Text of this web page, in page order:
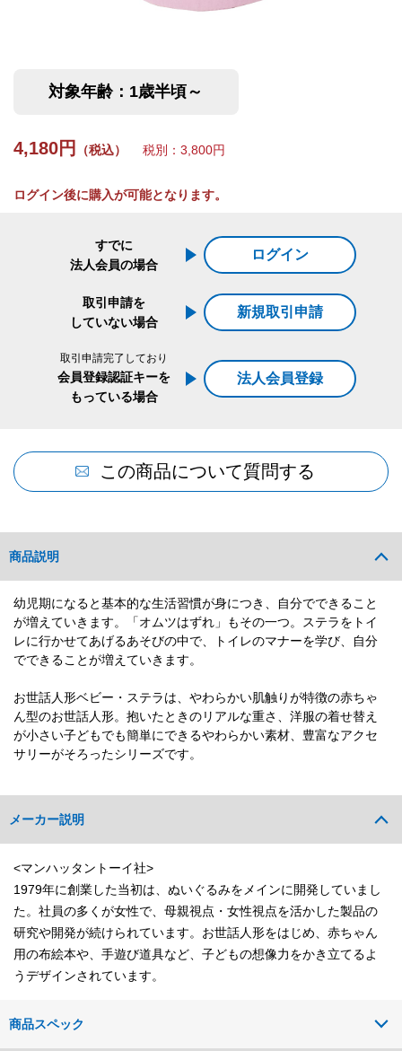
対象年齢：1歳半頃～
4,180円 （税込） 税別：3,800円
ログイン後に購入が可能となります。
すでに
法人会員の場合
ログイン
取引申請を
していない場合
新規取引申請
取引申請完了しており
会員登録認証キーを
もっている場合
法人会員登録
この商品について質問する
商品説明
幼児期になると基本的な生活習慣が身につき、自分でできること
が増えていきます。「オムツはずれ」もその一つ。ステラをトイ
レに行かせてあげるあそびの中で、トイレのマナーを学び、自分
でできることが増えていきます。
お世話人形ベビー・ステラは、やわらかい肌触りが特徴の赤ちゃ
ん型のお世話人形。抱いたときのリアルな重さ、洋服の着せ替え
が小さい子どもでも簡単にできるやわらかい素材、豊富なアクセ
サリーがそろったシリーズです。
メーカー説明
<マンハッタントーイ社>
1979年に創業した当初は、ぬいぐるみをメインに開発していまし
た。社員の多くが女性で、母親視点・女性視点を活かした製品の
研究や開発が続けられています。お世話人形をはじめ、赤ちゃん
用の布絵本や、手遊び道具など、子どもの想像力をかき立てるよ
うデザインされています。
商品スペック